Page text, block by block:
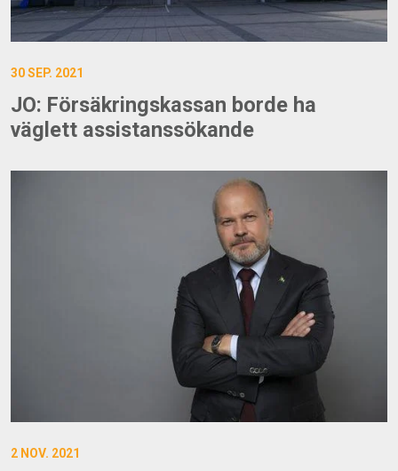
30 SEP. 2021
JO: Försäkringskassan borde ha
väglett assistanssökande
2 NOV. 2021